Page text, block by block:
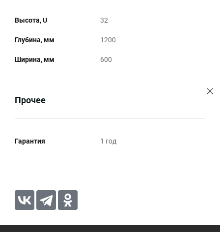
Высота, U 32
Глубина, мм 1200
Ширина, мм 600
Прочее
Гарантия 1 год